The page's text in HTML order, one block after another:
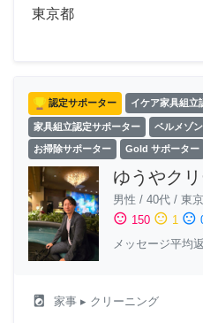
東京都
認定サポーター イケア家具組立
家具組立認定サポーター ベルメゾ
お掃除サポーター Gold サポーター
ゆうやク
男性 / 40代 / 東
sentiment_satisfied 150 sentiment_neutral 1 sentiment_dissatisfied
メッセージ平均
local_laundry_service 家事 ▸ クリーニング